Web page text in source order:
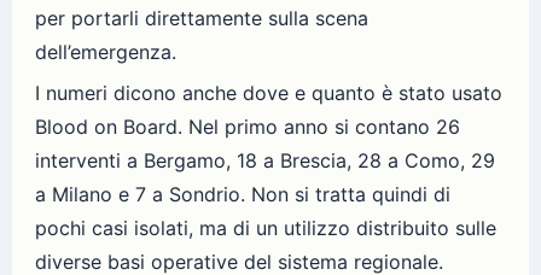
per portarli direttamente sulla scena
dell’emergenza.
I numeri dicono anche dove e quanto è stato usato
Blood on Board. Nel primo anno si contano 26
interventi a Bergamo, 18 a Brescia, 28 a Como, 29
a Milano e 7 a Sondrio. Non si tratta quindi di
pochi casi isolati, ma di un utilizzo distribuito sulle
diverse basi operative del sistema regionale.